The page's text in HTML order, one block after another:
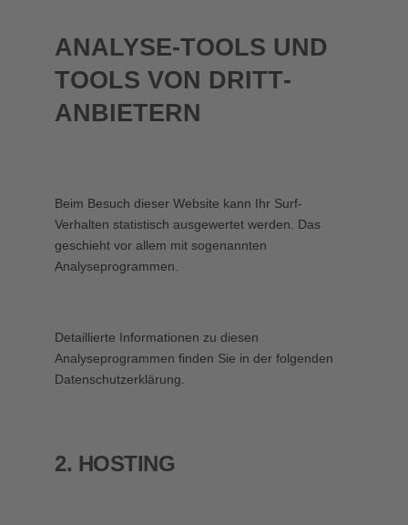
ANALYSE-TOOLS UND
TOOLS VON DRITT­
ANBIETERN
Beim Besuch dieser Website kann Ihr Surf-
Verhalten statistisch ausgewertet werden. Das
geschieht vor allem mit sogenannten
Analyseprogrammen.
Detaillierte Informationen zu diesen
Analyseprogrammen finden Sie in der folgenden
Datenschutzerklärung.
2. HOSTING